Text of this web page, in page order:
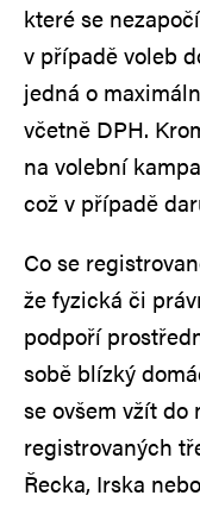
které se
v případě voleb
jedná o
včetně DPH.
na volební
což v případě
Co se
že fyzická či
podpoří
sobě blízký
se ovšem vžít do
registrovaných
Řecka, Irska